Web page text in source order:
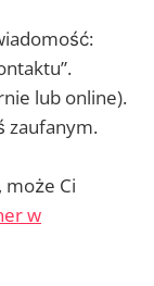
lub online).
zaufanym.
może Ci
w